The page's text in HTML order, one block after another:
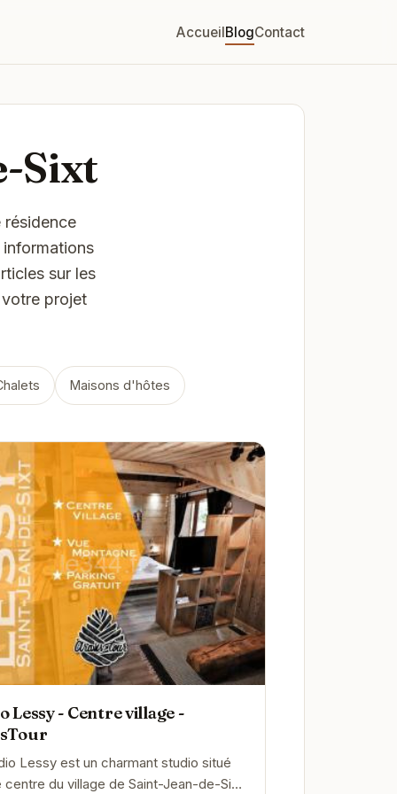
AccueilBlogContact
Sixt
résidence
sur les
projet
Maisons d'hôtes
Lessy - Centre village -
Lessy est un charmant studio situé
centre du village de Saint-Jean-de-Sixt.